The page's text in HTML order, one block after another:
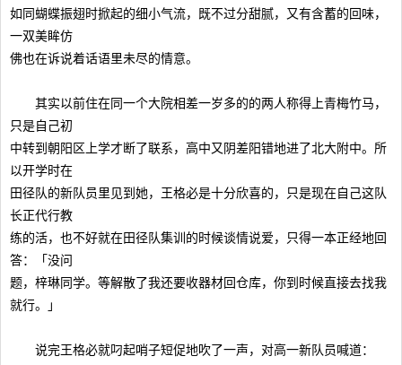
如同蝴蝶振翅时掀起的细小气流，既不过分甜腻，又有含蓄的回味，
一双美眸仿
佛也在诉说着话语里未尽的情意。
其实以前住在同一个大院相差一岁多的的两人称得上青梅竹马，
只是自己初
中转到朝阳区上学才断了联系，高中又阴差阳错地进了北大附中。所
以开学时在
田径队的新队员里见到她，王格必是十分欣喜的，只是现在自己这队
长正代行教
练的活，也不好就在田径队集训的时候谈情说爱，只得一本正经地回
答：「没问
题，梓琳同学。等解散了我还要收器材回仓库，你到时候直接去找我
就行。」
说完王格必就叼起哨子短促地吹了一声，对高一新队员喊道：